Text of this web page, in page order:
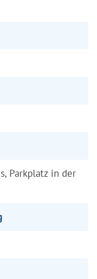
Parkplatz in der